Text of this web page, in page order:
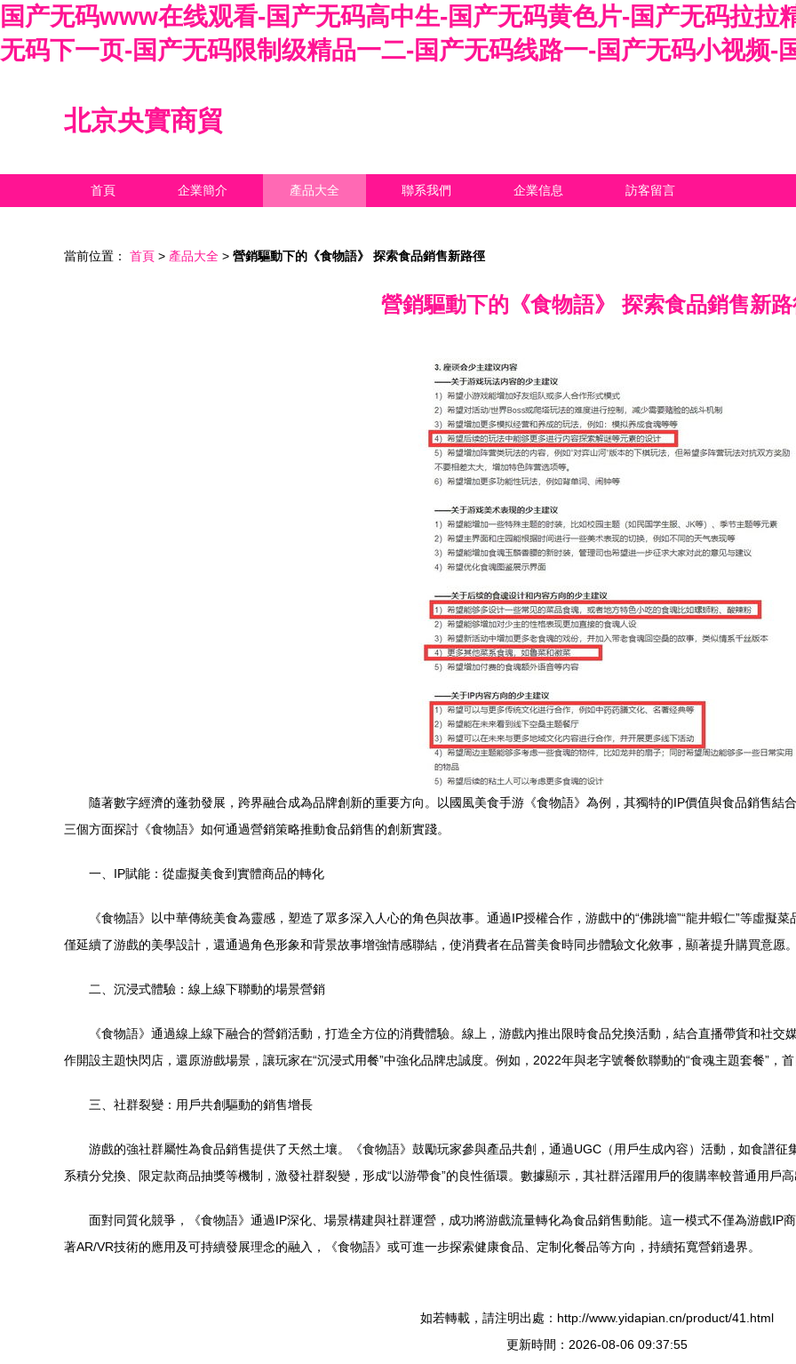
国产无码www在线观看-国产无码高中生-国产无码黄色片-国产无码拉拉
无码下一页-国产无码限制级精品一二-国产无码线路一-国产无码小视频-
北京央實商貿
首頁 企業簡介 產品大全 聯系我們 企業信息 訪客留言
當前位置： 首頁 > 產品大全 > 營銷驅動下的《食物語》 探索食品銷售新路徑
營銷驅動下的《食物語》 探索食品銷售新
隨著數字經濟的蓬勃發展，跨界融合成為品牌創新的重要方向。以國風美食手游《食物語》為例，其獨特的IP價值與食品銷售結
三個方面探討《食物語》如何通過營銷策略推動食品銷售的創新實踐。
一、IP賦能：從虛擬美食到實體商品的轉化
《食物語》以中華傳統美食為靈感，塑造了眾多深入人心的角色與故事。通過IP授權合作，游戲中的“佛跳墻”“龍井蝦仁”等虛擬
僅延續了游戲的美學設計，還通過角色形象和背景故事增強情感聯結，使消費者在品嘗美食時同步體驗文化敘事，顯著提升購買意愿。
二、沉浸式體驗：線上線下聯動的場景營銷
《食物語》通過線上線下融合的營銷活動，打造全方位的消費體驗。線上，游戲內推出限時食品兌換活動，結合直播帶貨和社
作開設主題快閃店，還原游戲場景，讓玩家在“沉浸式用餐”中強化品牌忠誠度。例如，2022年與老字號餐飲聯動的“食魂主題套餐”，
三、社群裂變：用戶共創驅動的銷售增長
游戲的強社群屬性為食品銷售提供了天然土壤。《食物語》鼓勵玩家參與產品共創，通過UGC（用戶生成內容）活動，如食譜
系積分兌換、限定款商品抽獎等機制，激發社群裂變，形成“以游帶食”的良性循環。數據顯示，其社群活躍用戶的復購率較普通用戶高
面對同質化競爭，《食物語》通過IP深化、場景構建與社群運營，成功將游戲流量轉化為食品銷售動能。這一模式不僅為游戲IP
著AR/VR技術的應用及可持續發展理念的融入，《食物語》或可進一步探索健康食品、定制化餐品等方向，持續拓寬營銷邊界。
如若轉載，請注明出處：http://www.yidapian.cn/product/41.html
更新時間：2026-08-06 09:37:55